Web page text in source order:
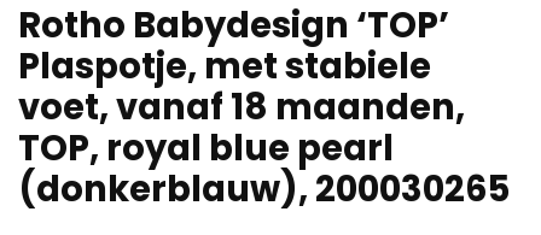
Rotho Babydesign ‘TOP’
Plaspotje, met stabiele
voet, vanaf 18 maanden,
TOP, royal blue pearl
(donkerblauw), 200030265